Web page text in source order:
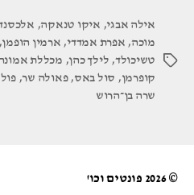
תגיות
אילה אבגי, איקו טנאקה,
מוכה, אפרת אמדדי, ארמין הופמן
טשיכולד, לילך כהן, מכללת
קופרמן, סול באס,פאולה שר,
שרה בן־הרוש
© 2026 פונטים וכו'